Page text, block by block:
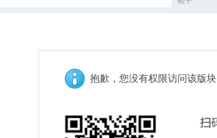
抱歉，您没有权限访问该版块